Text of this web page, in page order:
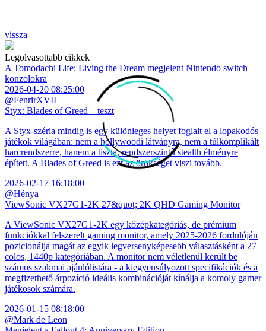
vissza
Legolvasottabb cikkek
A Tomodachi Life: Living the Dream megjelent Nintendo switch
konzolokra
2026-04-20 08:25:00
@FenrirXVII
Styx: Blades of Greed – teszt
A Styx-széria mindig is egy különleges helyet foglalt el a lopakodós
játékok világában: nem a hollywoodi látványra, nem a túlkomplikált
harcrendszerre, hanem a tiszta, rendszerszintű stealth élményre
épített. A Blades of Greed is ezt az örökséget viszi tovább.
2026-02-17 16:18:00
@Hénya
ViewSonic VX27G1-2K 27&quot; 2K QHD Gaming Monitor
A ViewSonic VX27G1-2K egy középkategóriás, de prémium
funkciókkal felszerelt gaming monitor, amely 2025-2026 fordulóján
pozicionálja magát az egyik legversenyképesebb választásként a 27
colos, 1440p kategóriában. A monitor nem véletlenül került be
számos szakmai ajánlólistára - a kiegyensúlyozott specifikációk és a
megfizethető árpozíció ideális kombinációját kínálja a komoly gamer
játékosok számára.
2026-01-15 08:18:00
@Mark de Leon